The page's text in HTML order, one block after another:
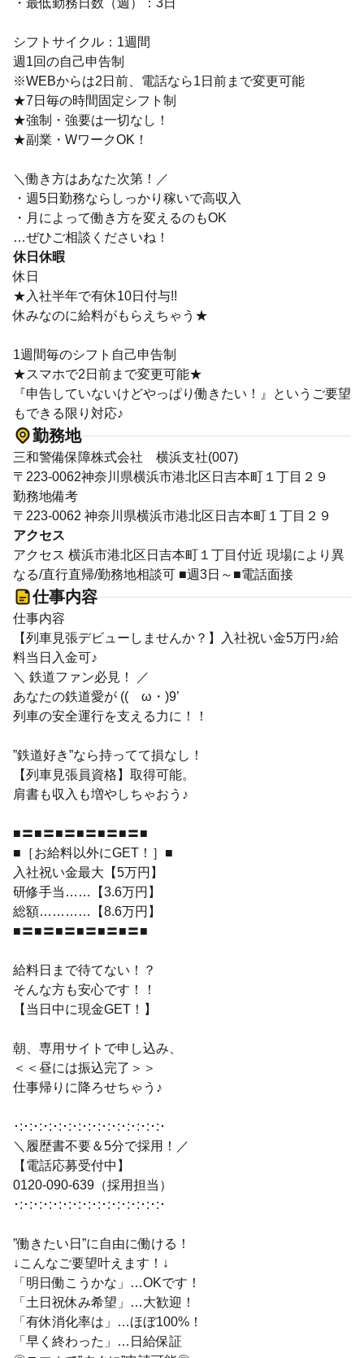
・最低勤務日数（週）：3日
シフトサイクル：1週間
週1回の自己申告制
※WEBからは2日前、電話なら1日前まで変更可能
★7日毎の時間固定シフト制
★強制・強要は一切なし！
★副業・WワークOK！
＼働き方はあなた次第！／
・週5日勤務ならしっかり稼いで高収入
・月によって働き方を変えるのもOK
…ぜひご相談くださいね！
休日休暇
休日
★入社半年で有休10日付与!!
休みなのに給料がもらえちゃう★
1週間毎のシフト自己申告制
★スマホで2日前まで変更可能★
『申告していないけどやっぱり働きたい！』というご要望
もできる限り対応♪
勤務地
三和警備保障株式会社 横浜支社(007)
〒223-0062神奈川県横浜市港北区日吉本町１丁目２９
勤務地備考
〒223-0062 神奈川県横浜市港北区日吉本町１丁目２９
アクセス
アクセス 横浜市港北区日吉本町１丁目付近 現場により異
なる/直行直帰/勤務地相談可 ■週3日～■電話面接
仕事内容
仕事内容
【列車見張デビューしませんか？】入社祝い金5万円♪給
料当日入金可♪
＼ 鉄道ファン必見！ ／
あなたの鉄道愛が ((ゝω・)9’
列車の安全運行を支える力に！！
”鉄道好き”なら持ってて損なし！
【列車見張員資格】取得可能。
肩書も収入も増やしちゃおう♪
■〓■〓■〓■〓■〓■〓■
■［お給料以外にGET！］■
入社祝い金最大【5万円】
研修手当……【3.6万円】
総額…………【8.6万円】
■〓■〓■〓■〓■〓■〓■
給料日まで待てない！？
そんな方も安心です！！
【当日中に現金GET！】
朝、専用サイトで申し込み、
＜＜昼には振込完了＞＞
仕事帰りに降ろせちゃう♪
･:･:･:･:･:･:･:･:･:･:･:･:･:･:･:･
＼履歴書不要＆5分で採用！／
【電話応募受付中】
0120-090-639（採用担当）
･:･:･:･:･:･:･:･:･:･:･:･:･:･:･:･
”働きたい日”に自由に働ける！
↓こんなご要望叶えます！↓
「明日働こうかな」…OKです！
「土日祝休み希望」…大歓迎！
「有休消化率は」…ほぼ100%！
「早く終わった」…日給保証